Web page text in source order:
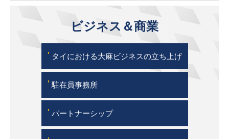
ビジネス＆商業
' タイにおける大麻ビジネスの立ち上げ
' 駐在員事務所
' パートナーシップ